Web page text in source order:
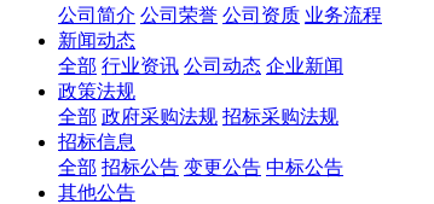
公司简介 公司荣誉 公司资质 业务流程
新闻动态
全部 行业资讯 公司动态 企业新闻
政策法规
全部 政府采购法规 招标采购法规
招标信息
全部 招标公告 变更公告 中标公告
其他公告